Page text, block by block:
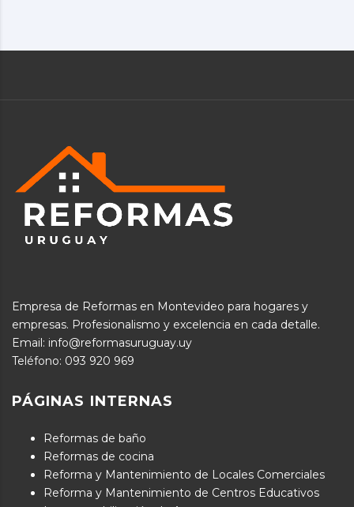
Empresa de Reformas en Montevideo para hogares y
empresas. Profesionalismo y excelencia en cada detalle.
Email: info@reformasuruguay.uy
Teléfono: 093 920 969
PÁGINAS INTERNAS
Reformas de baño
Reformas de cocina
Reforma y Mantenimiento de Locales Comerciales
Reforma y Mantenimiento de Centros Educativos